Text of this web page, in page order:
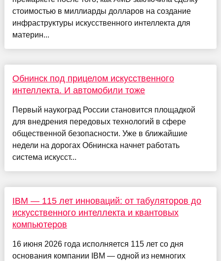
стоимостью в миллиарды долларов на создание
инфраструктуры искусственного интеллекта для
материн...
Обнинск под прицелом искусственного
интеллекта. И автомобили тоже
Первый наукоград России становится площадкой
для внедрения передовых технологий в сфере
общественной безопасности. Уже в ближайшие
недели на дорогах Обнинска начнет работать
система искусст...
IBM — 115 лет инноваций: от табуляторов до
искусственного интеллекта и квантовых
компьютеров
16 июня 2026 года исполняется 115 лет со дня
основания компании IBM — одной из немногих